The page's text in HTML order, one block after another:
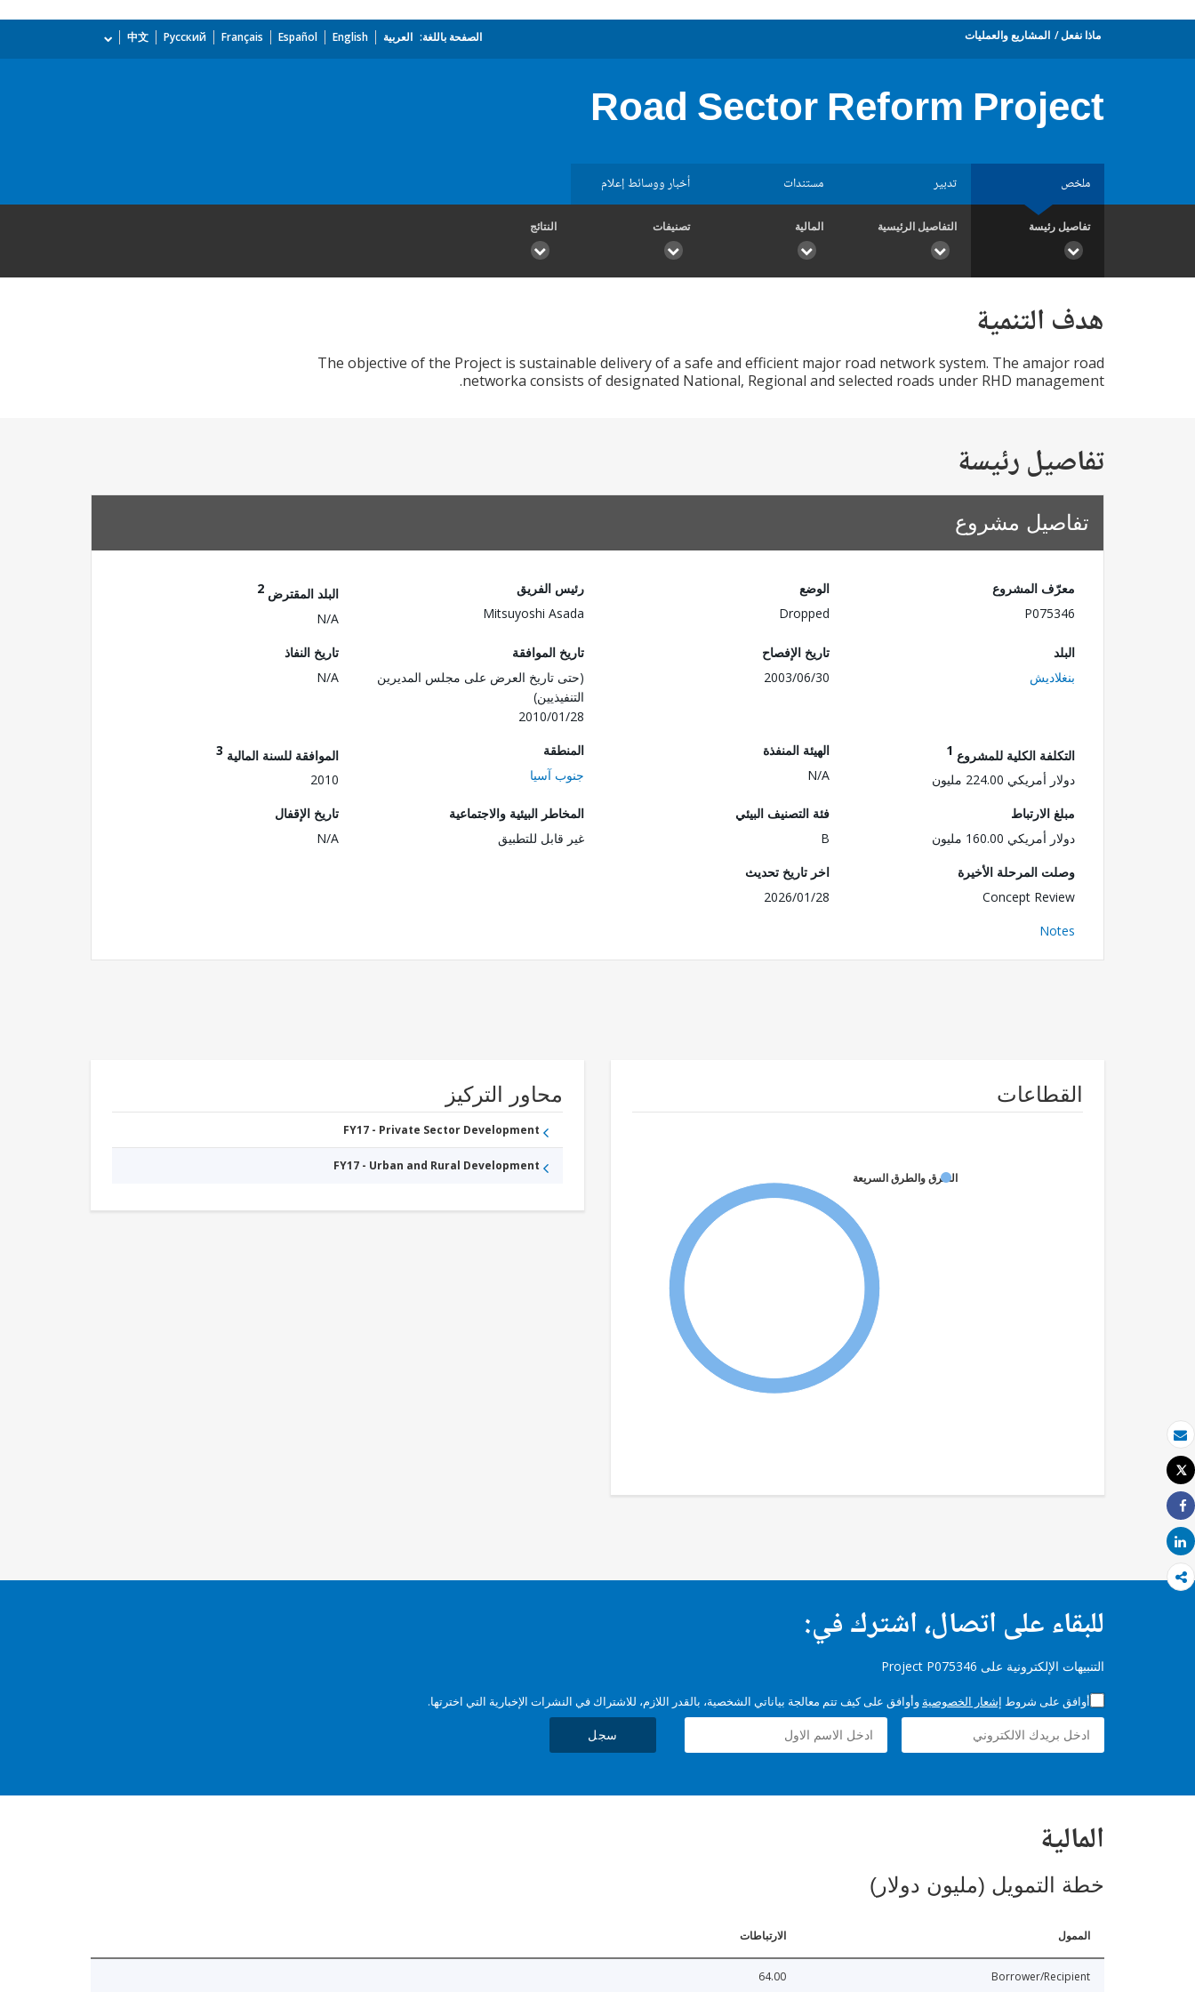
بريد الكتروني
طباعة
Tweet
Share
Share
ماذا نفعل المشاريع والعمليات الصفحة باللغة: العربية English
Español
Français
Русский
中文
Road Sector Reform Project
ملخص تدبير مستندات أخبار ووسائط إعلام
تفاصيل رئيسة التفاصيل الرئيسية المالية تصنيفات النتائج
هدف التنمية
The objective of the Project is sustainable delivery of a safe and efficient major road network system. The amajor road
networka consists of designated National, Regional and selected roads under RHD management.
تفاصيل رئيسة
تفاصيل مشروع
معرّف المشروع
P075346
الوضع
Dropped
رئيس الفريق
Mitsuyoshi Asada
البلد المقترض 2
N/A
البلد
بنغلاديش
تاريخ الإفصاح
2003/06/30
تاريخ الموافقة
(حتى تاريخ العرض على مجلس المديرين
التنفيذيين)
2010/01/28
تاريخ النفاذ
N/A
التكلفة الكلية للمشروع 1
دولار أمريكي 224.00 مليون
الهيئة المنفذة
N/A
المنطقة
جنوب آسيا
الموافقة للسنة المالية 3
2010
مبلغ الارتباط
دولار أمريكي 160.00 مليون
فئة التصنيف البيئي
B
المخاطر البيئية والاجتماعية
غير قابل للتطبيق
تاريخ الإقفال
N/A
وصلت المرحلة الأخيرة
Concept Review
اخر تاريخ تحديث
2026/01/28
Notes
القطاعات
الطرق والطرق السريعة
محاور التركيز
FY17 - Private Sector Development
FY17 - Urban and Rural Development
للبقاء على اتصال، اشترك في:
التنبيهات الإلكترونية على Project P075346
أوافق على شروط إشعار الخصوصية وأوافق على كيف تتم معالجة بياناتي الشخصية، بالقدر اللازم، للاشتراك في النشرات الإخبارية التي اخترتها.
سجل
المالية
خطة التمويل (مليون دولار)
الممول الارتباطات
Borrower/Recipient
64.00